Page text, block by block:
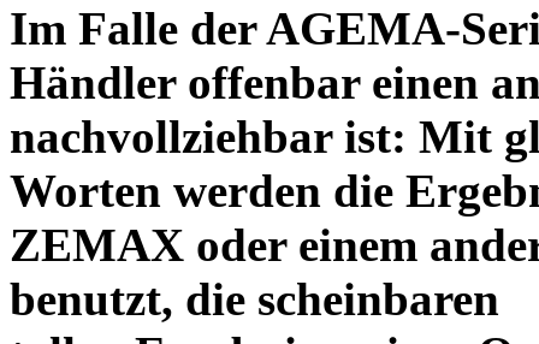
Im Falle der AGEMA-
Händler offenbar einen
nachvollziehbar ist: Mit
Worten werden die
ZEMAX oder einem
benutzt, die scheinbaren